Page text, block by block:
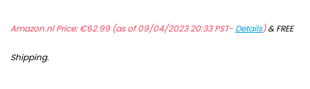
Amazon.nl Price:€62.99(as of 09/04/2023 20:33 PST- Details)&FREE
Shipping.